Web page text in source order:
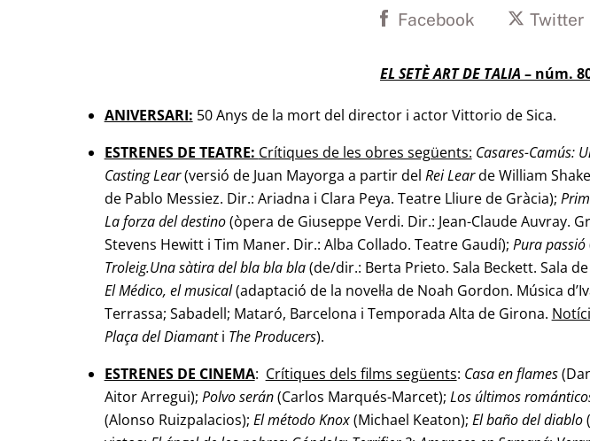
Facebook Twitter
EL SETÈ ART DE TALIA – núm.
ANIVERSARI: 50 Anys de la mort del director i actor Vittorio de Sica.
ESTRENES DE TEATRE: Crítiques de les obres següents: Casares-Camús:
Casting Lear(versió de Juan Mayorga a partir del Rei Learde William
de Pablo Messiez. Dir.: Ariadna i Clara Peya. Teatre Lliure de Gràcia);
La forza del destino(òpera de Giuseppe Verdi. Dir.: Jean-Claude Auvray.
Stevens Hewitt i Tim Maner. Dir.: Alba Collado. Teatre Gaudí); Pura passió
Troleig.Una sàtira del bla bla bla(de/dir.: Berta Prieto. Sala Beckett. Sala de
El Médico, el musical(adaptació de la novel·la de Noah Gordon. Música
Terrassa; Sabadell; Mataró, Barcelona i Temporada Alta de Girona.
Plaça del Diamanti The Producers).
ESTRENES DE CINEMA: Crítiques dels films següents: Casa en flames
Aitor Arregui); Polvo serán(Carlos Marqués-Marcet); Los últimos
(Alonso Ruizpalacios); El método Knox(Michael Keaton); El baño del diablo